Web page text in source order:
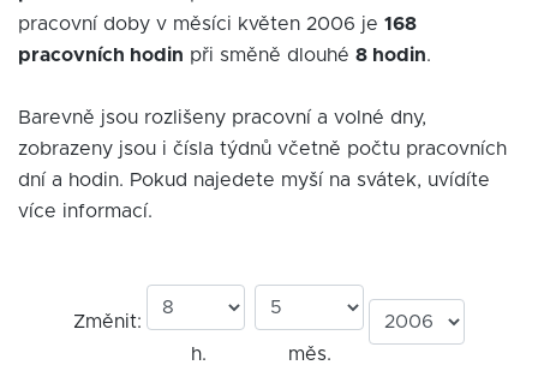
pracovní doby v měsíci květen 2006 je 168
pracovních hodin při směně dlouhé 8 hodin.
Barevně jsou rozlišeny pracovní a volné dny,
zobrazeny jsou i čísla týdnů včetně počtu pracovních
dní a hodin. Pokud najedete myší na svátek, uvídíte
více informací.
Změnit:
h.
měs.